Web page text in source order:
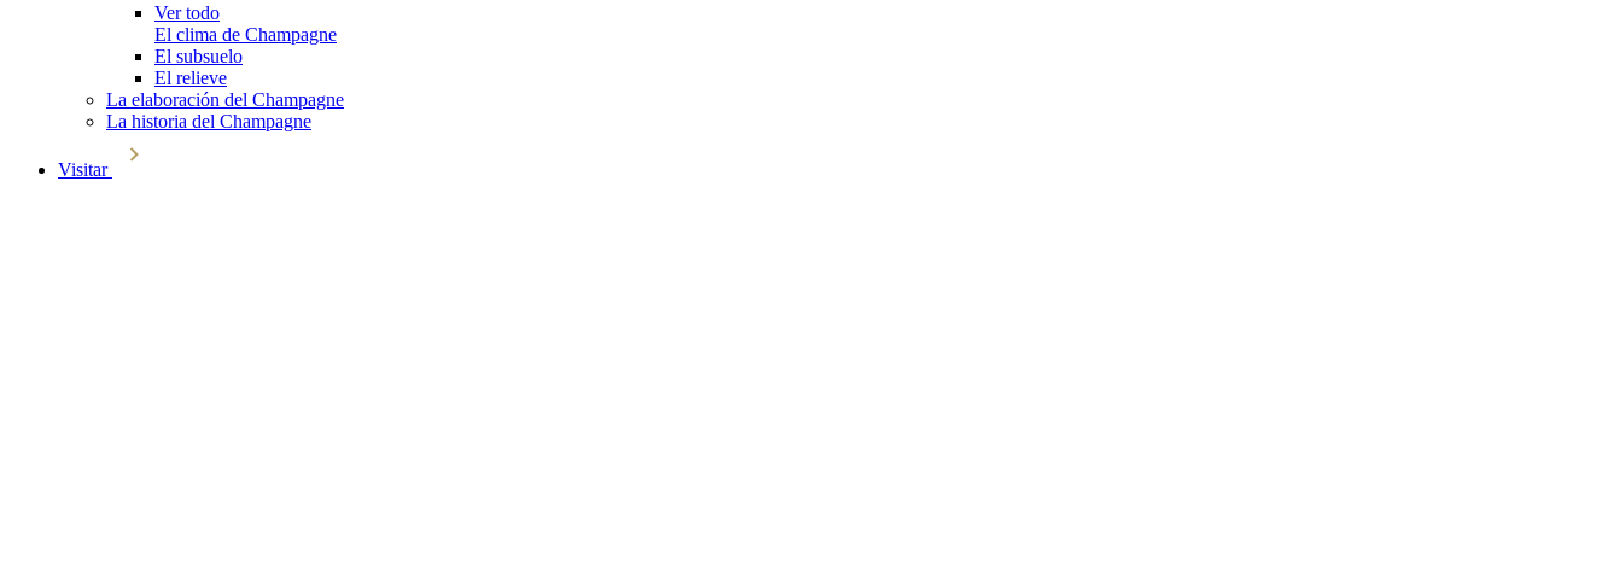
Ver todo
El clima de Champagne
El subsuelo
El relieve
La elaboración del Champagne
La historia del Champagne
Visitar